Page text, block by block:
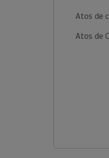
Atos de
Atos de